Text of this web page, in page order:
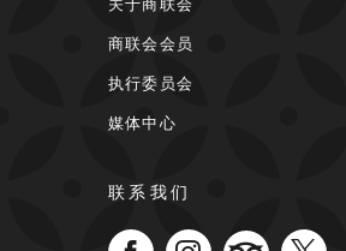
关于商联会
商联会会员
执行委员会
媒体中心
联系我们